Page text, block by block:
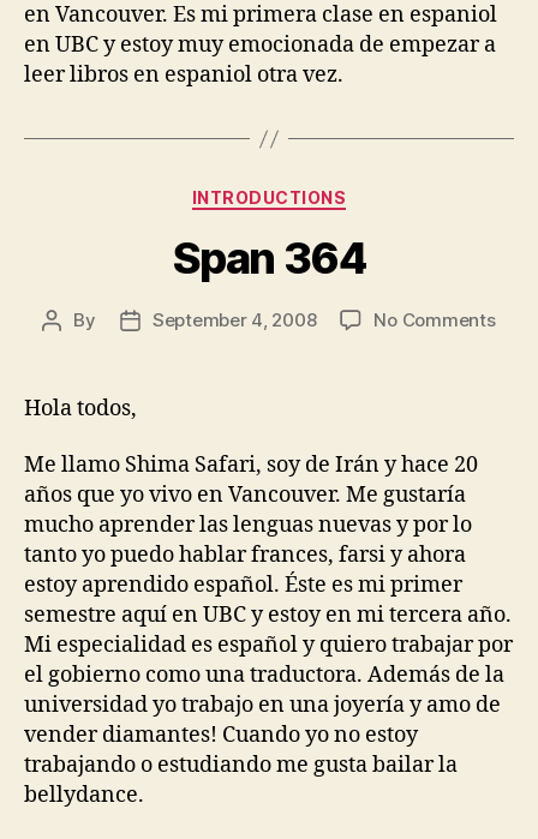
en Vancouver. Es mi primera clase en espaniol
en UBC y estoy muy emocionada de empezar a
leer libros en espaniol otra vez.
Categories
INTRODUCTIONS
Span 364
Post
By
PostSeptember 4, 2008 No Commentson
Hola todos,
Me llamo Shima Safari, soy de Irán y hace 20
años que yo vivo en Vancouver. Me gustaría
mucho aprender las lenguas nuevas y por lo
tanto yo puedo hablar frances, farsi y ahora
estoy aprendido español. Éste es mi primer
semestre aquí en UBC y estoy en mi tercera año.
Mi especialidad es español y quiero trabajar por
el gobierno como una traductora. Además de la
universidad yo trabajo en una joyería y amo de
vender diamantes! Cuando yo no estoy
trabajando o estudiando me gusta bailar la
bellydance.